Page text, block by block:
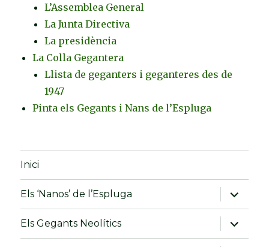
L’Assemblea General
La Junta Directiva
La presidència
La Colla Gegantera
Llista de geganters i geganteres des de
1947
Pinta els Gegants i Nans de l’Espluga
Inici
Els ‘Nanos’ de l’Espluga
amplia
el
menú
fill
Els Gegants Neolítics
amplia
el
menú